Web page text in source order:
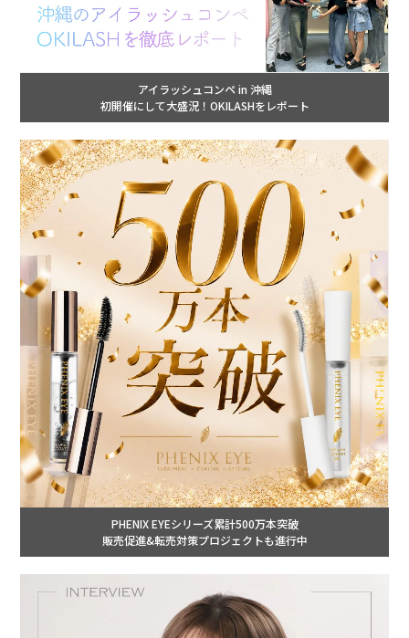
アイラッシュコンペ in 沖縄
初開催にして大盛況！OKILASHをレポート
PHENIX EYEシリーズ累計500万本突破
販売促進&転売対策プロジェクトも進行中